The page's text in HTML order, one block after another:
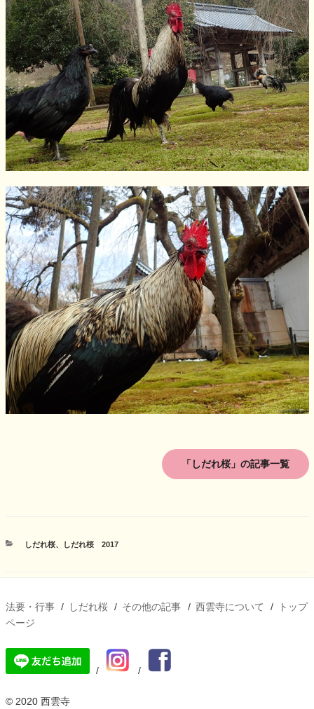
「しだれ桜」の記事一覧
カしだれ桜、 しだれ桜 2017
法要・行事 しだれ桜 その他の記事 西雲寺について
トップ
ページ
© 2020 西雲寺